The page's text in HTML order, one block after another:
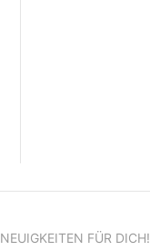
NEUIGKEITEN FÜR DICH!